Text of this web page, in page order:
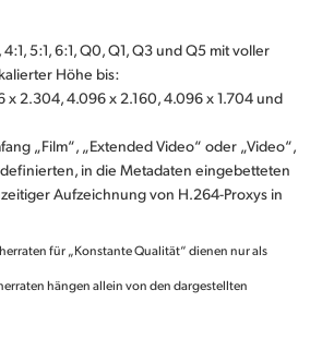
4:1, 5:1, 6:1, Q0, Q1, Q3 und Q5 mit voller
Höhe bis:
x 2.304, 4.096 x 2.160, 4.096 x 1.704 und
„Film“, „Extended Video“ oder „Video“,
in die Metadaten eingebetteten
Aufzeichnung von H.264-Proxys in
für „Konstante Qualität“ dienen nur als
hängen allein von den dargestellten